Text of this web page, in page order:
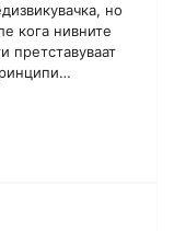
но
кога нивните
претставуваат